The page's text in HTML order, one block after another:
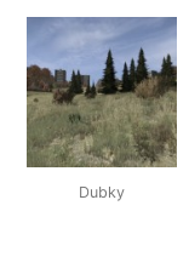
Dubky